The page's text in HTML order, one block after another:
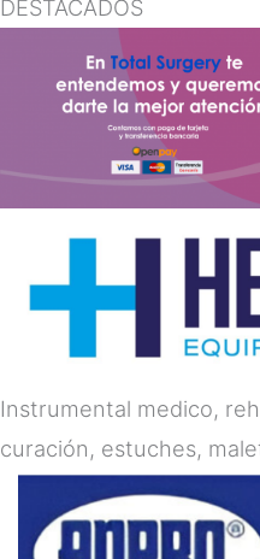
DESTACADOS
Instrumental medico,
curación, estuches,